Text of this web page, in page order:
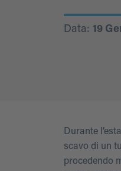
Data: 19
Durante
scavo di un
procedendo